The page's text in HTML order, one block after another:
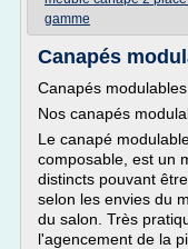
gamme
Canapés
Canapés modulables
Nos canapés
Le canapé
composable, est un
distincts pouvant
selon les envies du
du salon. Très
l'agencement de la